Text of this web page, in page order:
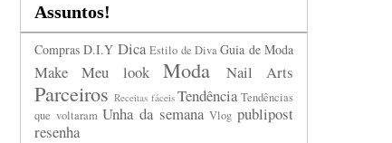
Assuntos!
Compras D.I.Y Dica Estilo de DivaGuia de Moda
Make Meu look Moda Nail Arts
Parceiros Receitas fáceis Tendência Tendências
que voltaram Unha da semana Vlog publipost
resenha